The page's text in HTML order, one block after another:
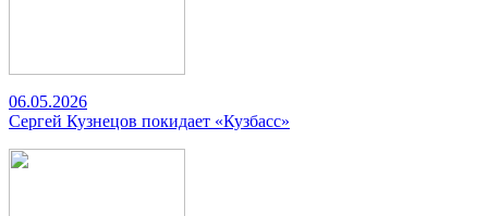
06.05.2026
Сергей Кузнецов покидает «Кузбасс»